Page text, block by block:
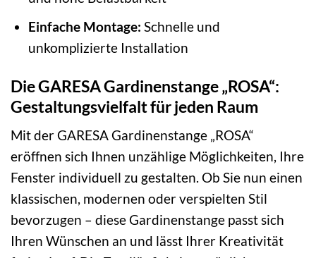
Einfache Montage: Schnelle und
unkomplizierte Installation
Die GARESA Gardinenstange „ROSA“:
Gestaltungsvielfalt für jeden Raum
Mit der GARESA Gardinenstange „ROSA“
eröffnen sich Ihnen unzählige Möglichkeiten, Ihre
Fenster individuell zu gestalten. Ob Sie nun einen
klassischen, modernen oder verspielten Stil
bevorzugen – diese Gardinenstange passt sich
Ihren Wünschen an und lässt Ihrer Kreativität